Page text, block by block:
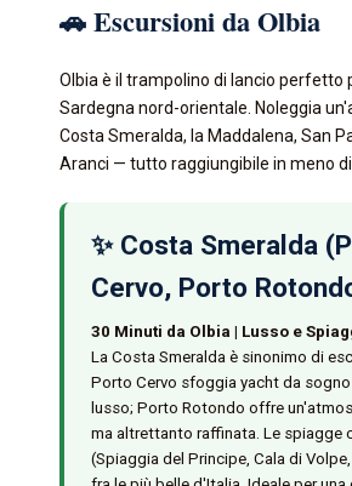
🚗 Escursioni da Olbia
Olbia è il trampolino di lancio perfetto
Sardegna nord-orientale. Noleggia
Costa Smeralda, la Maddalena, San
Aranci — tutto raggiungibile in meno di
✨ Costa Smeralda
Cervo, Porto
30 Minuti da Olbia | Lusso e
La Costa Smeralda è sinonimo di
Porto Cervo sfoggia yacht da
lusso; Porto Rotondo offre
ma altrettanto raffinata. Le spiagge
(Spiaggia del Principe, Cala di